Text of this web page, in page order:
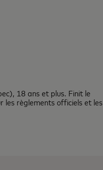
18 ans et plus. Finit le
les règlements officiels et les